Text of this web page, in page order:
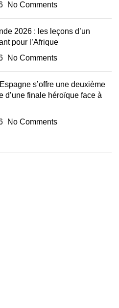
No Comments
2026 : les leçons d’un
pour l’Afrique
No Comments
s’offre une deuxième
d’une finale héroïque face à
No Comments